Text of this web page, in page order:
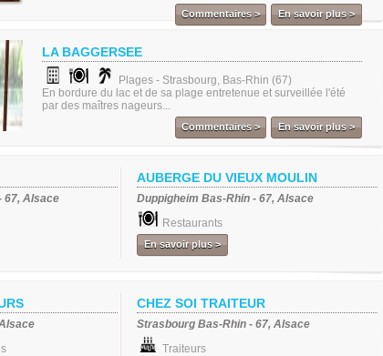
En savoir plus >
Commentaires >
LA BAGGERSEE
Plages - Strasbourg, Bas-Rhin (67)
En bordure du lac et de sa plage entretenue et surveillée l'été
par des maîtres nageurs...
En savoir plus >
Commentaires >
67, Alsace
AUBERGE DU VIEUX MOULIN
Duppigheim Bas-Rhin - 67, Alsace
Restaurants
En savoir plus >
CHEZ SOI TRAITEUR
Strasbourg Bas-Rhin - 67, Alsace
Traiteurs